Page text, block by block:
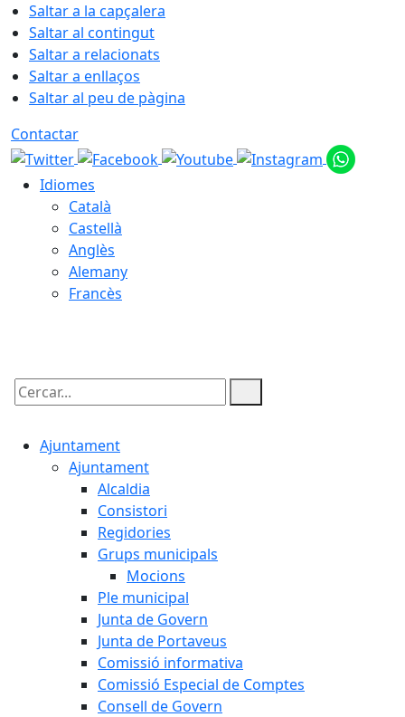
Saltar a la capçalera
Saltar al contingut
Saltar a relacionats
Saltar a enllaços
Saltar al peu de pàgina
Contactar
Idiomes
Català
Castellà
Anglès
Alemany
Francès
Cercar:
Ajuntament
Ajuntament
Alcaldia
Consistori
Regidories
Grups municipals
Mocions
Ple municipal
Junta de Govern
Junta de Portaveus
Comissió informativa
Comissió Especial de Comptes
Consell de Govern